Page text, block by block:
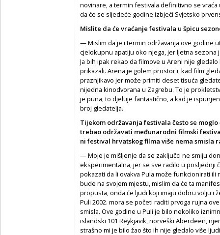
novinare, a termin festivala definitivno se
da će se sljedeće godine izbjeći Svjetsko
Mislite da će vraćanje festivala u špicu
— Mislim da je i termin održavanja ove godine
cjelokupnu apatiju oko njega, jer ljetna sezona
Ja bih ipak rekao da filmove u Areni nije
prikazali. Arena je golem prostor i, kad film
praznjikavo jer može primiti deset tisuća
nijedna kinodvorana u Zagrebu. To je
je puna, to djeluje fantastično, a kad je
broj gledatelja.
Tijekom održavanja festivala često se
trebao održavati međunarodni filmski
ni festival hrvatskog filma više nema smisla
— Moje je mišljenje da se zaključci ne smiju
eksperimentalna, jer se sve radilo u posljednji
pokazati da li ovakva Pula može funkcionirati
bude na svojem mjestu, mislim da će ta
propusta, onda će ljudi koji imaju dobru volju i
Puli 2002. mora se početi raditi prvoga rujna
smisla. Ove godine u Puli je bilo nekoliko
islandski 101 Reykjavik, norveški Aberdeen,
strašno mi je bilo žao što ih nije gledalo više